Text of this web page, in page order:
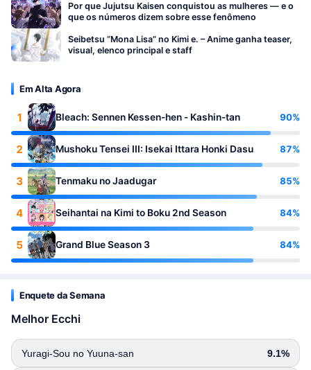
Por que Jujutsu Kaisen conquistou as mulheres — e o
que os números dizem sobre esse fenômeno
Seibetsu “Mona Lisa” no Kimi e. – Anime ganha teaser,
visual, elenco principal e staff
Em Alta Agora
1 Bleach: Sennen Kessen-hen - Kashin-tan 90%
2 Mushoku Tensei III: Isekai Ittara Honki Dasu 87%
3 Tenmaku no Jaadugar 85%
4 Seihantai na Kimi to Boku 2nd Season 84%
5 Grand Blue Season 3 84%
Enquete da Semana
Melhor Ecchi
Yuragi-Sou no Yuuna-san 9.1%